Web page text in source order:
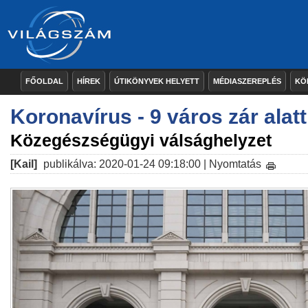
FŐOLDAL HÍREK ÚTIKÖNYVEK HELYETT MÉDIASZEREPLÉS
Koronavírus - 9 város zár alatt
Közegészségügyi válsághelyzet
[Kail] publikálva: 2020-01-24 09:18:00 | Nyomtatás